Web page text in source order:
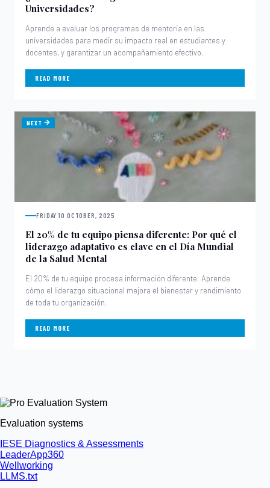
Universidades?
Aprende a evaluar los programas de mentoría en las
universidades para medir su impacto real en estudiantes y
docentes, y garantizar un acompañamiento efectivo.
READ MORE
NEXT
FRIDAY 10 OCTOBER, 2025
El 20% de tu equipo piensa diferente: Por qué el
liderazgo adaptativo es clave en el Día Mundial
de la Salud Mental
El 20% de tu equipo procesa información diferente. Aprende
cómo el liderazgo situacional mejora el bienestar y rendimiento
de toda tu organización.
READ MORE
Evaluation systems
IESE Diagnostics & Assessments
LeaderApp360
Wellworking
LLMS.txt